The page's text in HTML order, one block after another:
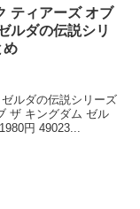
ティアーズ オブ
ルダの伝説シリ
ルダの伝説シリーズ
ザ キングダム ゼル
円 49023...